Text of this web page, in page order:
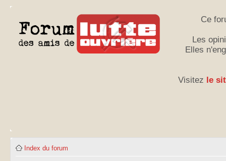
Ce
Les
Elles
Visitez le
Index du forum